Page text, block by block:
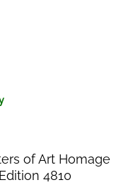
of Art Homage
4810